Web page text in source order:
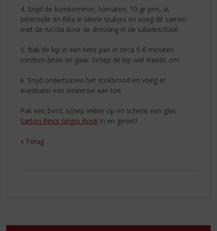
4. Snijd de komkommer, tomaten, 10 gr prei, ui,
peterselie en feta in kleine stukjes en voeg dit samen
met de rucola door de dressing in de saladeschaal.
5. Bak de kip in een hete pan in circa 5-6 minuten
rondom bruin en gaar. Schep de kip wel steeds om.
6. Snijd ondertussen het stokbrood en voeg er
eventueel een smeersel aan toe.
Pak een bord, schep lekker op en schenk een glas
Sartori Pinot Grigio Rosé in en geniet!
« Terug